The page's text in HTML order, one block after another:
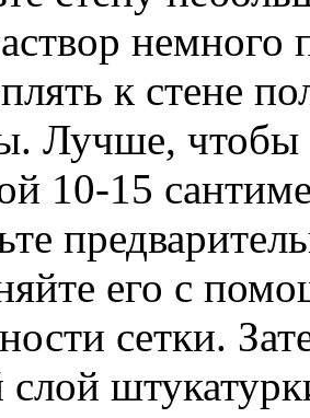
немного
к стене
Лучше, чтобы
10-15
его с
сетки.